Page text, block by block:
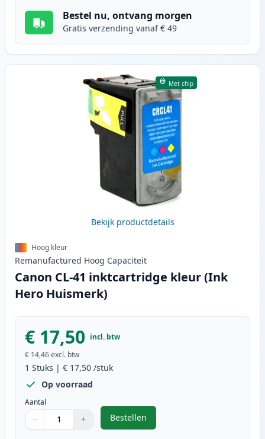
Bestel nu, ontvang morgen
Gratis verzending vanaf € 49
Met chip
Bekijk productdetails
Hoog kleur
Remanufactured Hoog Capaciteit
Canon CL-41 inktcartridge kleur (Ink
Hero Huismerk)
€ 17,50 incl. btw
€ 14,46excl. btw
1 Stuks | € 17,50 /stuk
Op voorraad
Aantal
Gebruik de knoppen om aan te passen
− +
1
Bestellen
,Canon CL-41 inktcartridge kleur